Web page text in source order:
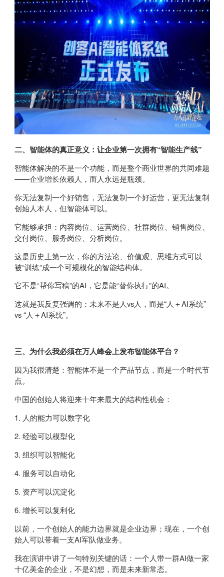
二、智能体的真正意义：让企业第一次拥有“智能生产线”
智能体解决的不是一个功能，而是整个商业世界的共同难题
——企业增长依赖人，而人永远是瓶颈。
你无法复制一个好销售，无法复制一个好运营，更无法复制
创始人本人，但智能体可以。
它能够承担：内容岗位、运营岗位、社群岗位、销售岗位、
交付岗位、服务岗位、分析岗位。
这是历史上第一次，你的方法论、价值观、思维方式可以
被“训练”成一个可规模化的智能结构体。
它不是“帮你写稿”的AI，它是能“替你执行”的AI。
这就是我反复强调的：未来不是人vs人，而是“人＋AI系统”
vs “人＋AI系统”。
三、为什么我必须在万人峰会上发布智能体平台？
因为我很清楚：智能体不是一个产品节点，而是一个时代节
点。
中国的创始人将迎来十年来最大的结构性机会：
1. 人的能力可以数字化
2. 经验可以模型化
3. 组织可以智能化
4. 服务可以自动化
5. 资产可以沉淀化
6. 增长可以复利化
以前，一个创始人的能力边界就是企业边界；现在，一个创
始人可以带着一支AI军队做业务。
我在演讲中讲了一句特别关键的话：一个人带一群AI做一家
十亿美金的企业，不是幻想，而是未来新常态。